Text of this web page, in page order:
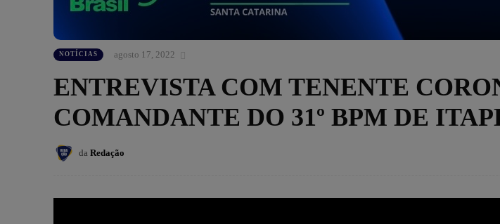
NOTÍCIAS agosto 17, 2022
ENTREVISTA COM TENENTE
COMANDANTE DO 31º BPM DE
da Redação